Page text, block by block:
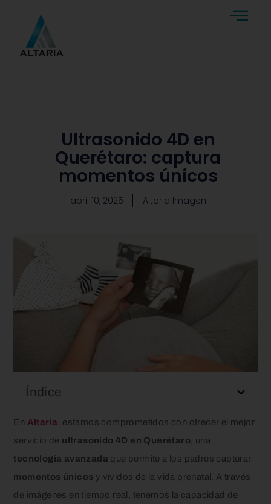
Ultrasonido 4D en
Querétaro: captura
momentos únicos
abril 10, 2025 Altaria Imagen
Índice
En Altaria , estamos comprometidos con ofrecer el mejor
servicio de ultrasonido 4D en Querétaro , una
tecnología avanzada que permite a los padres capturar
momentos únicos y vívidos de la vida prenatal. A través
de imágenes en tiempo real, tenemos la capacidad de